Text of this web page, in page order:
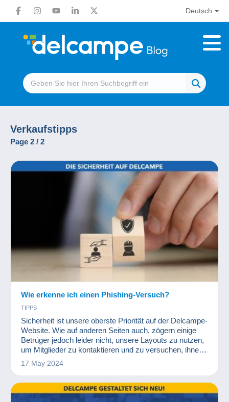
Deutsch
Verkaufstipps
Page 2 / 2
Wie erkenne ich einen Phishing-Versuch?
TIPPS
Sicherheit ist unsere oberste Priorität auf der Delcampe-
Website. Wie auf anderen Seiten auch, zögern einige
Betrüger jedoch leider nicht, unsere Layouts zu nutzen,
um Mitglieder zu kontaktieren und zu versuchen, ihnen
Geld oder persönliche Daten zu entlocken. Hier sind
einige Tipps, die Ihnen helfen sollen, Personen mit
17 May 2024